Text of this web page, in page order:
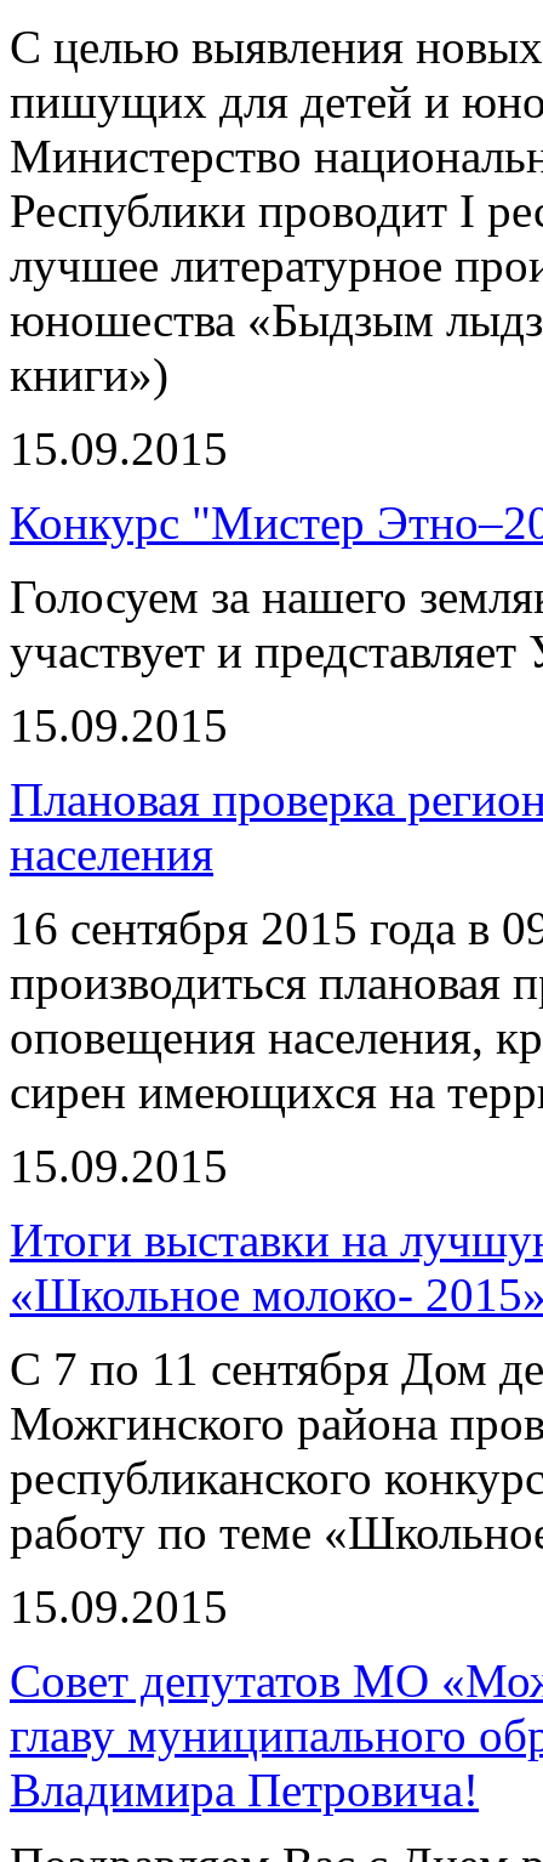
С целью выявления
пишущих для детей и
Министерство
Республики проводит I
лучшее литературное
юношества «Быдзым
книги»)
15.09.2015
Конкурс "Мистер
Голосуем за нашего
участвует и
15.09.2015
Плановая проверка
населения
16 сентября 2015 года в
производиться плановая
оповещения населения,
сирен имеющихся на
15.09.2015
Итоги выставки на
«Школьное молоко-
С 7 по 11 сентября Дом
Можгинского района
республиканского
работу по теме
15.09.2015
Совет депутатов МО
главу муниципального
Владимира Петровича!